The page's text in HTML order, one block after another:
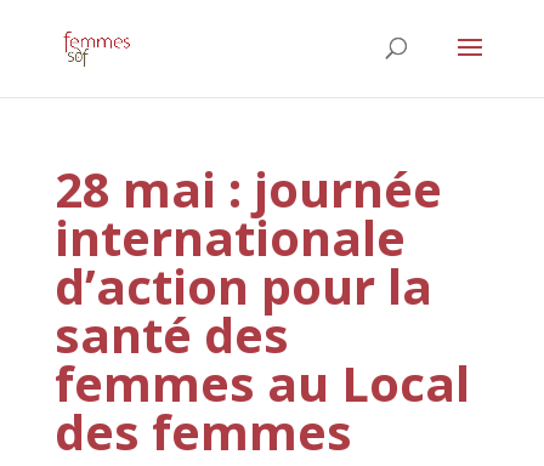
28 mai : journée
internationale
d’action pour la
santé des
femmes au Local
des femmes